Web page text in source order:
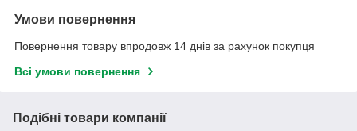
Умови повернення
Повернення товару впродовж 14 днів за рахунок покупця
Всі умови повернення
Подібні товари компанії